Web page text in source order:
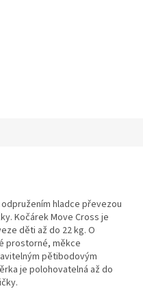
hladce převezou
Kočárek Move Cross je
děti až do 22 kg. O
prostorné, měkce
pětibodovým
je polohovatelná až do